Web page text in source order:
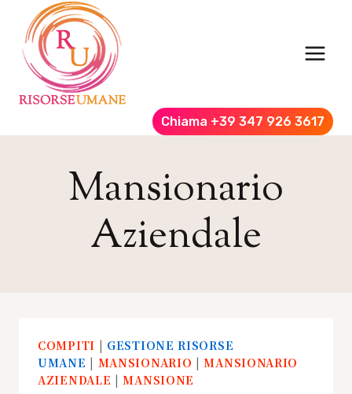
Salta
contenuto
Chiama +39 347 926 3617
Mansionario
Aziendale
COMPITI | GESTIONE RISORSE
UMANE | MANSIONARIO |MANSIONARIO
AZIENDALE |MANSIONE